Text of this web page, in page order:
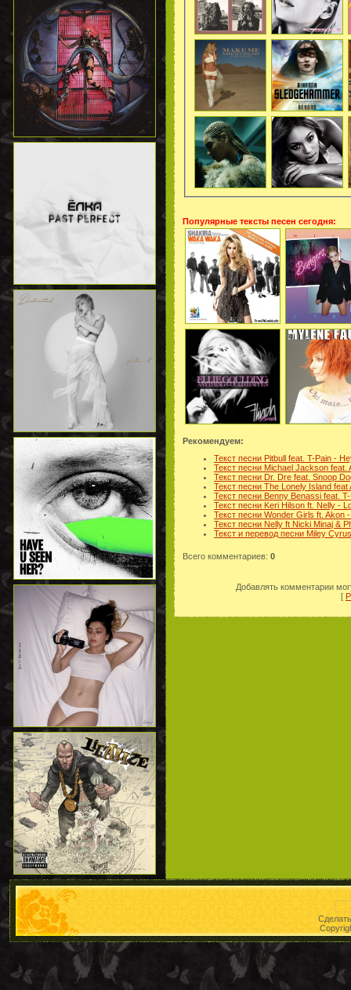
Популярные тексты песен сегодня:
Рекомендуем:
Текст песни Pitbull fеаt. T-Pain -
Текст песни Michael Jackson feat.
Текст песни Dr. Dre feat. Snoop
Текст песни The Lonely Island
Текст песни Benny Benassi feat.
Текст песни Keri Hilson ft. Nelly -
Текст песни Wonder Girls ft. Akon
Текст песни Nelly ft Nicki Minaj &
Текст и перевод песни Miley
Всего комментариев: 0
Добавлять комментарии
[